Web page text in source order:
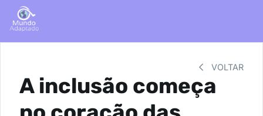
VOLTAR
A inclusão começa